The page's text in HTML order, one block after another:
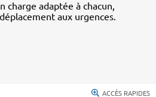
charge adaptée à chacun,
aux urgences.
ACCÈS RAPIDES